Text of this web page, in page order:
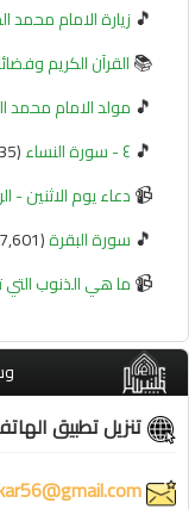
🎵 زيارة الامام محمد
📚القرآن الكريم
🎵 مولد الامام محمد
🎵 ٤ - سورة النساء (8,435 👁️)
📹دعاء يوم الاثنين -
🎵 سورة البقرة(7,601 👁️)
📹ما هي الذنوب
تنزيل تطبيق